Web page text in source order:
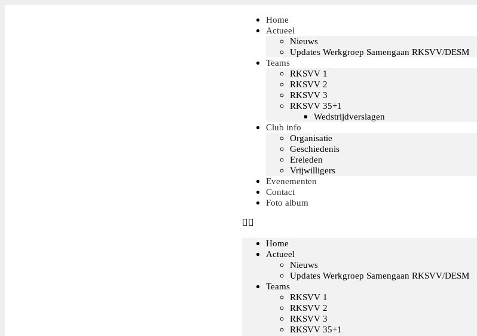
Home
Actueel
Nieuws
Updates Werkgroep Samengaan RKSVV/DESM
Teams
RKSVV 1
RKSVV 2
RKSVV 3
RKSVV 35+1
Wedstrijdverslagen
Club info
Organisatie
Geschiedenis
Ereleden
Vrijwilligers
Evenementen
Contact
Foto album
Home
Actueel
Nieuws
Updates Werkgroep Samengaan RKSVV/DESM
Teams
RKSVV 1
RKSVV 2
RKSVV 3
RKSVV 35+1